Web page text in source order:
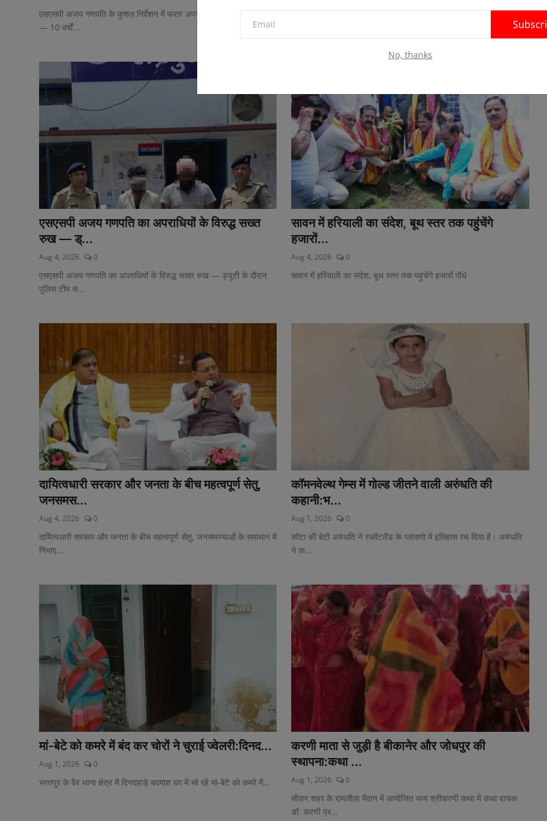
No, thanks
एसएसपी अजय गणपति के कुशल निर्देशन में फरार अपराधियों पर लगातार प्रहार
— 10 वर्षों...
*भाजपा NGO प्रकोष्ठ द्वारा NGO'S समन्वय एवं विकास सम्मेलन का भव्य
एसएसपी अजय गणपति का अपराधियों के विरुद्ध सख्त
रुख — ड्...
Aug 4, 2026 0
एसएसपी अजय गणपति का अपराधियों के विरुद्ध सख्त रुख — ड्यूटी के दौरान
पुलिस टीम स...
सावन में हरियाली का संदेश, बूथ स्तर तक पहुंचेंगे
हजारों...
Aug 4, 2026 0
सावन में हरियाली का संदेश, बूथ स्तर तक पहुंचेंगे हजारों पौधे
दायित्वधारी सरकार और जनता के बीच महत्वपूर्ण सेतु,
जनसमस...
Aug 4, 2026 0
दायित्वधारी सरकार और जनता के बीच महत्वपूर्ण सेतु, जनसमस्याओं के समाधान में
निभाए...
कॉमनवेल्थ गेम्स में गोल्ड जीतने वाली अरुंधति की
कहानी:भ...
Aug 1, 2026 0
कोटा की बेटी अरुंधति ने स्कॉटलैंड के ग्लासगो में इतिहास रच दिया है। अरुंधति
ने क...
मां-बेटे को कमरे में बंद कर चोरों ने चुराई ज्वेलरी:दिनद...
Aug 1, 2026 0
भरतपुर के वैर थाना क्षेत्र में दिनदहाड़े बदमाश घर में सो रहे मां-बेटे को कमरे में...
करणी माता से जुड़ी है बीकानेर और जोधपुर की
स्थापना:कथा ...
Aug 1, 2026 0
सीकर शहर के रामलीला मैदान में आयोजित भव्य श्रीकरणी कथा में कथा वाचक
डॉ. करणी प्र...